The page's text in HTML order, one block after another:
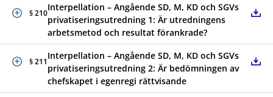
§ 210
Interpellation – Angående SD, M, KD och SGVs
privatiseringsutredning 1: Är utredningens
arbetsmetod och resultat förankrade?
§ 211
Interpellation – Angående SD, M, KD och SGVs
privatiseringsutredning 2: Är bedömningen av
chefskapet i egenregi rättvisande